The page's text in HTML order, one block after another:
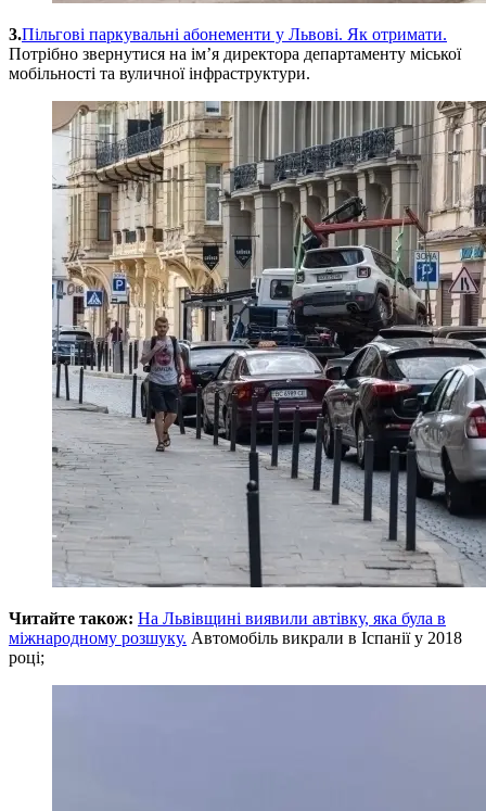
3.Пільгові паркувальні абонементи у Львові. Як отримати.
Потрібно звернутися на ім’я директора департаменту міської
мобільності та вуличної інфраструктури.
Читайте також: На Львівщині виявили автівку, яка була в
міжнародному розшуку. Автомобіль викрали в Іспанії у 2018
році;